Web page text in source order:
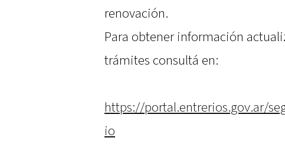
renovación.
Para obtener información
trámites consultá en:
https://portal.entrerios.gov.ar/
io